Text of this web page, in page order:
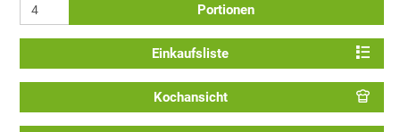
Portionen
Einkaufsliste
Kochansicht